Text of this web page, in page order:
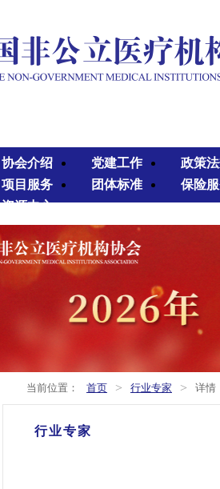
协会介绍 党建工作
政策
项目服务 团体标准
保险
资源中心
当前位置： 首页 > 行业专家 > 详情
行业专家